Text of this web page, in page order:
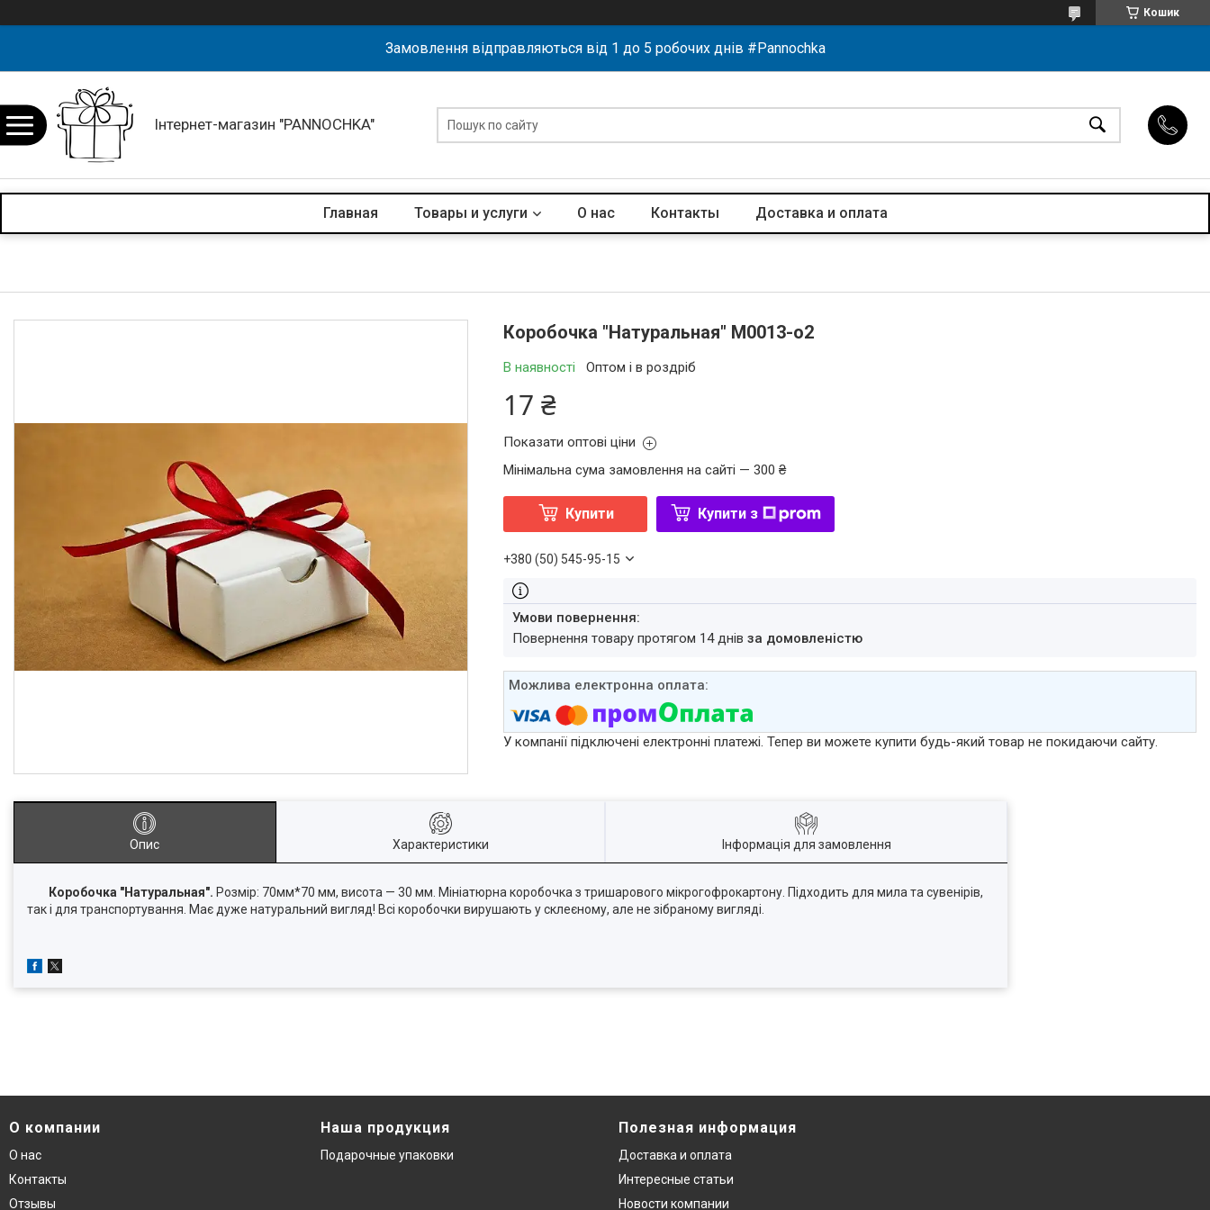
Кошик
Замовлення відправляються від 1 до 5 робочих днів #Pannochka
Інтернет-магазин "PANNOCHKA"
Главная Товары и услуги О нас Контакты Доставка и оплата
Коробочка "Натуральная" М0013-о2
В наявності Оптом і в роздріб
17 ₴
Показати оптові ціни
Мінімальна сума замовлення на сайті — 300 ₴
Купити Купити з
+380 (50) 545-95-15
повернення товару протягом 14 днівза домовленістю
У компанії підключені електронні платежі. Тепер ви можете купити будь-який товар не покидаючи сайту.
Опис Характеристики Інформація для замовлення
Коробочка "Натуральная". Розмір: 70мм*70 мм, висота — 30 мм. Мініатюрна коробочка з тришарового мікрогофрокартону. Підходить для мила та сувенірів,
так і для транспортування. Має дуже натуральний вигляд! Всі коробочки вирушають у склеєному, але не зібраному вигляді.
О компании
О нас
Контакты
Отзывы
Наша продукция
Подарочные упаковки
Полезная информация
Доставка и оплата
Интересные статьи
Новости компании